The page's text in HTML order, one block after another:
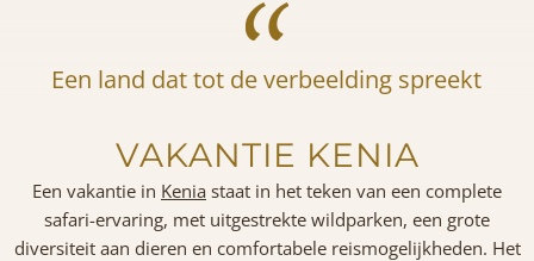
Een land dat tot de verbeelding spreekt
VAKANTIE KENIA
Een vakantie in Kenia staat in het teken van een complete
safari-ervaring, met uitgestrekte wildparken, een grote
diversiteit aan dieren en comfortabele reismogelijkheden. Het